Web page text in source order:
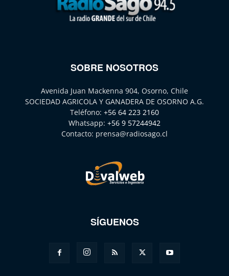
SOBRE NOSOTROS
Avenida Juan Mackenna 904, Osorno, Chile
SOCIEDAD AGRICOLA Y GANADERA DE OSORNO A.G.
Teléfono: +56 64 223 2160
Whatsapp: +56 9 57244942
Contacto: prensa@radiosago.cl
SÍGUENOS